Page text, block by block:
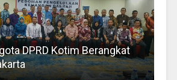
DPRD Kotim Berangkat